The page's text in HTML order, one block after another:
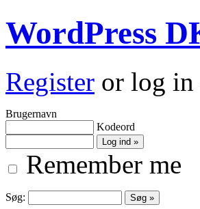
WordPress
Register or log in
Brugernavn
Kodeord
Remember me
Søg: